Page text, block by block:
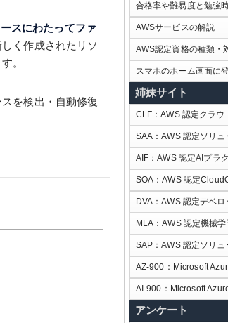
スにわたってファ
く作成されたリソ
。
を検出・自動修復
合格率や難易度と勉強
AWSサービスの解説
AWS認定資格の種類・
スマホのホーム画面に
姉妹サイト
CLF：AWS 認定クラ
SAA：AWS 認定ソリュ
AIF：AWS 認定AIプラ
SOA：AWS 認定
DVA：AWS 認定デベ
MLA：AWS 認定機械
SAP：AWS 認定ソリュー
AZ-900：Microsoft
AI-900：Microsoft
アンケート